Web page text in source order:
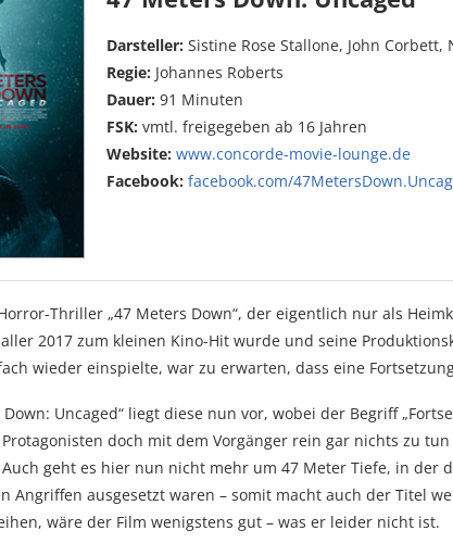
Darsteller: Sistine Rose Stallone, John Corbett,
Regie: Johannes Roberts
Dauer: 91 Minuten
FSK: vmtl. freigegeben ab 16 Jahren
Website: www.concorde-movie-lounge.de
Facebook: facebook.com/
Thriller „47 Meters Down“, der eigentlich nur als
2017 zum kleinen Kino-Hit wurde und seine
wieder einspielte, war zu erwarten, dass eine
Down: Uncaged“ liegt diese nun vor, wobei der Begriff
doch mit dem Vorgänger rein gar nichts zu
geht es hier nun nicht mehr um 47 Meter Tiefe, in der
Angriffen ausgesetzt waren – somit macht auch der Titel
wäre der Film wenigstens gut – was er leider nicht ist.